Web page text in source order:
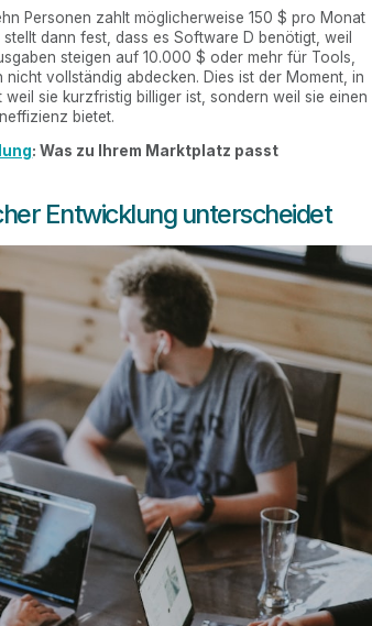
Personen zahlt möglicherweise 150 $ pro Monat
dann fest, dass es Software D benötigt, weil
steigen auf 10.000 $ oder mehr für Tools,
vollständig abdecken. Dies ist der Moment, in
sie kurzfristig billiger ist, sondern weil sie einen
bietet.
: Was zu Ihrem Marktplatz passt
Entwicklung unterscheidet